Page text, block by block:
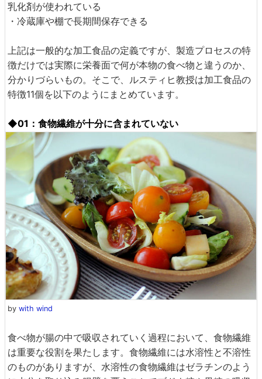
乳化剤が使われている
・冷蔵庫や棚で長期間保存できる
上記は一般的な加工食品の定義ですが、製造プロセスの特
徴だけでは実際に栄養面で何が本物の食べ物と違うのか、
分かりづらいもの。そこで、ルスティヒ教授は加工食品の
特徴11個を以下のようにまとめています。
◆01：食物繊維が十分に含まれていない
by with wind
食べ物が腸の中で吸収されていく過程において、食物繊維
は重要な役割を果たします。食物繊維には水溶性と不溶性
のものがありますが、水溶性の食物繊維はゼラチンのよう